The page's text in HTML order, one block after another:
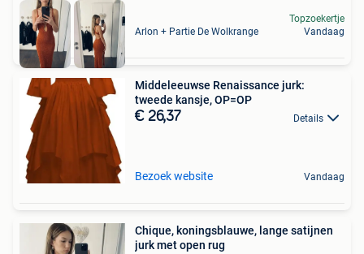
Arlon + Partie De Wolkrange
Topzoekertje
Vandaag
Middeleeuwse Renaissance jurk:
tweede kansje, OP=OP
€ 26,37 Details
Bezoek website Vandaag
Chique, koningsblauwe, lange satijnen
jurk met open rug